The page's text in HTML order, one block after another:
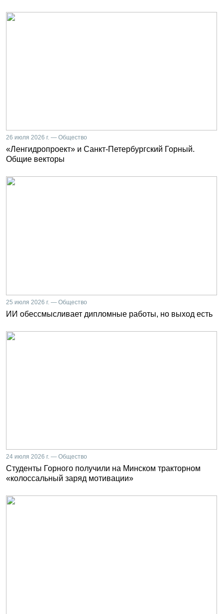
26 июля 2026 г. — Общество
«Ленгидропроект» и Санкт-Петербургский Горный.
Общие векторы
25 июля 2026 г. — Общество
ИИ обессмысливает дипломные работы, но выход есть
24 июля 2026 г. — Общество
Студенты Горного получили на Минском тракторном
«колоссальный заряд мотивации»